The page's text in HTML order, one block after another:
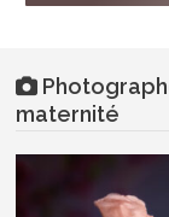
maternité